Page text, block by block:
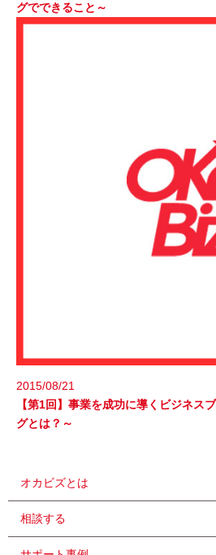
グでできること～
2015/08/21
【第1回】事業を成功に導くビジネ
グとは？～
オカビズとは
相談する